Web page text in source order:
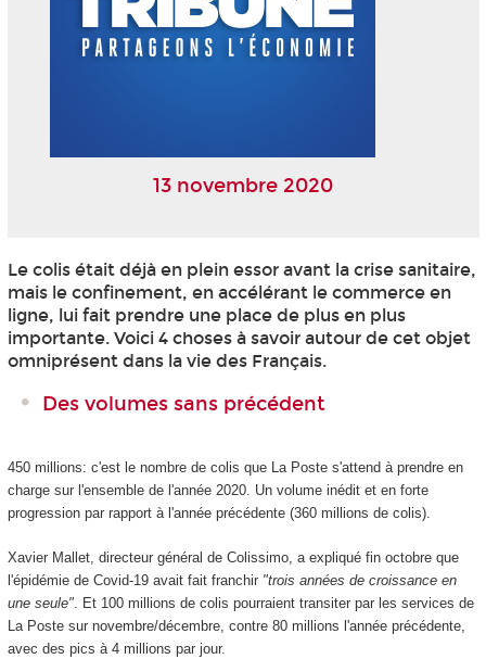
13 novembre 2020
Le colis était déjà en plein essor avant la crise sanitaire,
mais le confinement, en accélérant le commerce en
ligne, lui fait prendre une place de plus en plus
importante. Voici 4 choses à savoir autour de cet objet
omniprésent dans la vie des Français.
Des volumes sans précédent
450 millions: c'est le nombre de colis que La Poste s'attend à prendre en
charge sur l'ensemble de l'année 2020. Un volume inédit et en forte
progression par rapport à l'année précédente (360 millions de colis).
Xavier Mallet, directeur général de Colissimo, a expliqué fin octobre que
l'épidémie de Covid-19 avait fait franchir "trois années de croissance en
une seule". Et 100 millions de colis pourraient transiter par les services de
La Poste sur novembre/décembre, contre 80 millions l'année précédente,
avec des pics à 4 millions par jour.